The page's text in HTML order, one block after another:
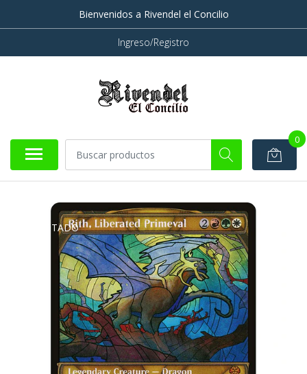
Bienvenidos a Rivendel el Concilio
Ingreso/Registro
0
AGOTADO